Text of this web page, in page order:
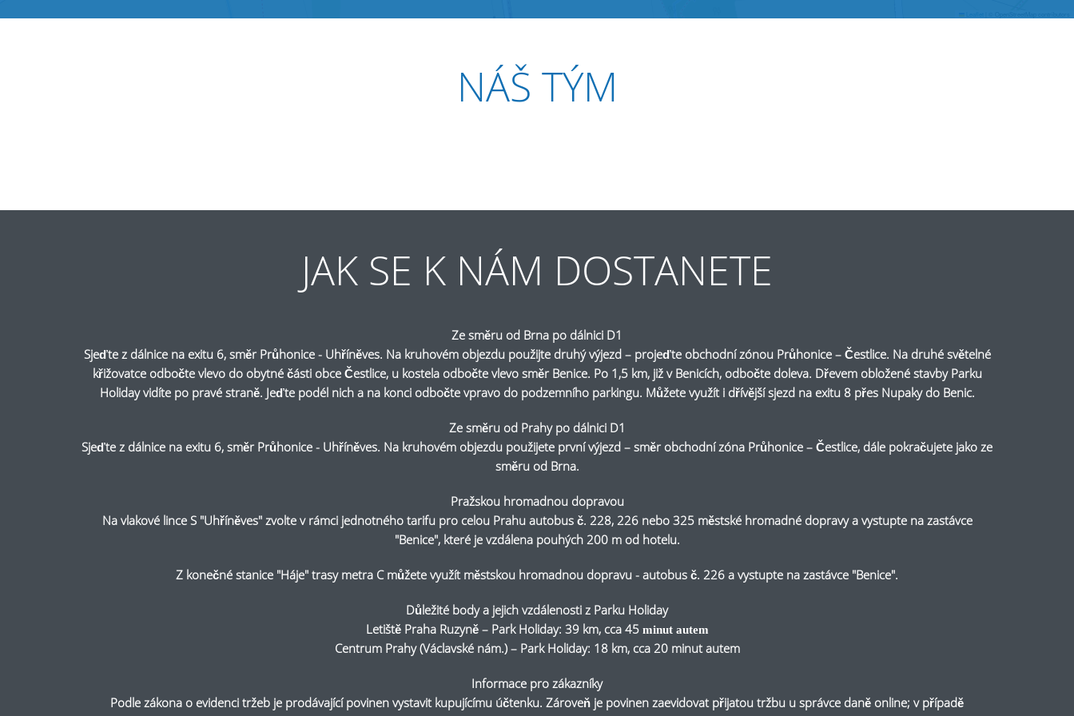
NÁŠ TÝM
JAK SE K NÁM DOSTANETE
Ze směru od Brna po dálnici D1
Sjeďte z dálnice na exitu 6, směr Průhonice - Uhříněves. Na kruhovém objezdu použijte druhý výjezd – projeďte obchodní zónou Průhonice – Čestlice. Na druhé světelné
křižovatce odbočte vlevo do obytné části obce Čestlice, u kostela odbočte vlevo směr Benice. Po 1,5 km, již v Benicích, odbočte doleva. Dřevem obložené stavby Parku
Holiday vidíte po pravé straně. Jeďte podél nich a na konci odbočte vpravo do podzemního parkingu. Můžete využít i dřívější sjezd na exitu 8 přes Nupaky do Benic.
Ze směru od Prahy po dálnici D1
Sjeďte z dálnice na exitu 6, směr Průhonice - Uhříněves. Na kruhovém objezdu použijete první výjezd – směr obchodní zóna Průhonice – Čestlice, dále pokračujete jako ze
směru od Brna.
Pražskou hromadnou dopravou
Na vlakové lince S "Uhříněves" zvolte v rámci jednotného tarifu pro celou Prahu autobus č. 228, 226 nebo 325 městské hromadné dopravy a vystupte na zastávce
"Benice", které je vzdálena pouhých 200 m od hotelu.
Z konečné stanice "Háje" trasy metra C můžete využít městskou hromadnou dopravu - autobus č. 226 a vystupte na zastávce "Benice".
Důležité body a jejich vzdálenosti z Parku Holiday
Letiště Praha Ruzyně – Park Holiday: 39 km, cca 45 minut autem
Centrum Prahy (Václavské nám.) – Park Holiday: 18 km, cca 20 minut autem
Informace pro zákazníky
Podle zákona o evidenci tržeb je prodávající povinen vystavit kupujícímu účtenku. Zároveň je povinen zaevidovat přijatou tržbu u správce daně online; v případě